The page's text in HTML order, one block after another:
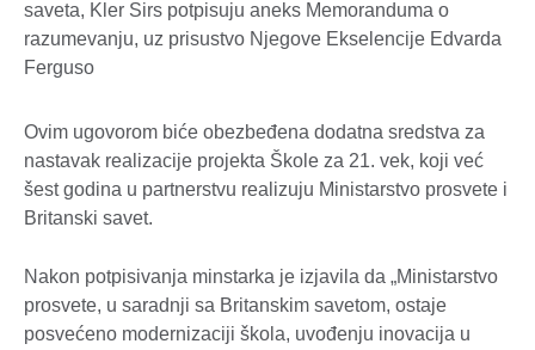
Ovim ugovorom biće obezbeđena dodatna sredstva za
nastavak realizacije projekta Škole za 21. vek, koji već
šest godina u partnerstvu realizuju Ministarstvo prosvete i
Britanski savet.
Nakon potpisivanja minstarka je izjavila da „Ministarstvo
prosvete, u saradnji sa Britanskim savetom, ostaje
posvećeno modernizaciji škola, uvođenju inovacija u